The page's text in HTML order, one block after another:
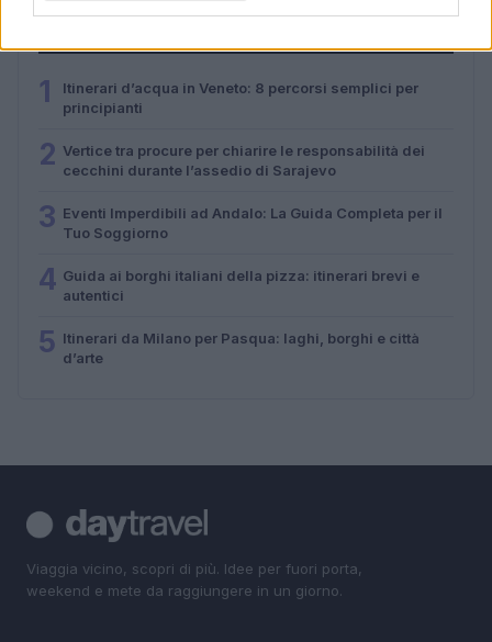
1
Itinerari d’acqua in Veneto: 8 percorsi semplici per
principianti
2 Vertice tra procure per chiarire le responsabilità dei
cecchini durante l’assedio di Sarajevo
3 Eventi Imperdibili ad Andalo: La Guida Completa per il
Tuo Soggiorno
4 Guida ai borghi italiani della pizza: itinerari brevi e
autentici
5 Itinerari da Milano per Pasqua: laghi, borghi e città
d’arte
Viaggia vicino, scopri di più. Idee per fuori porta,
weekend e mete da raggiungere in un giorno.